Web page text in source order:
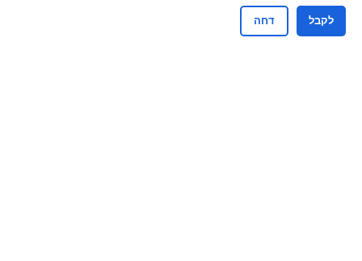
לקבל דחה